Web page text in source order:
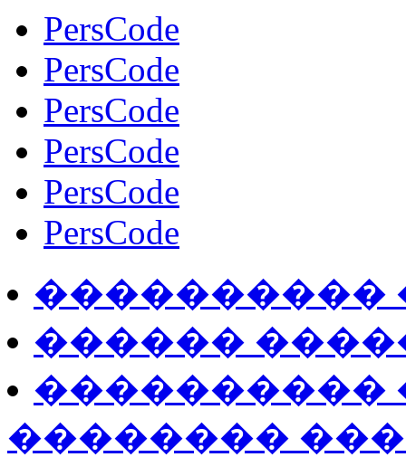
PersCode
PersCode
PersCode
PersCode
PersCode
PersCode
����������
������
����������
��������